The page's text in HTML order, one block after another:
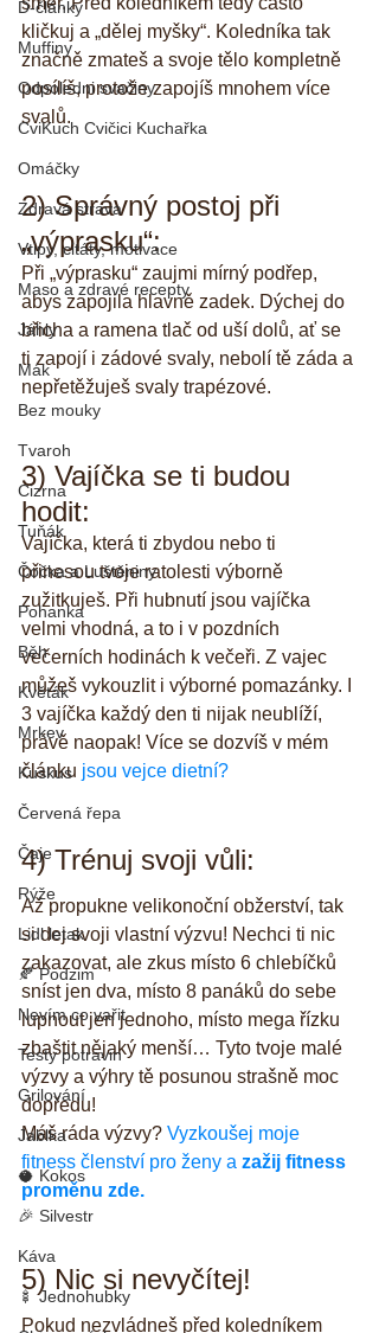
D-články
Muffiny
Odpoledni svačiny
CviKuch Cvičici Kuchařka
Omáčky
Zdravá strava
Vtipy, citáty, motivace
Maso a zdravé recepty
Jáhly
Mák
Bez mouky
Tvaroh
Cizrna
Tuňák
Čočka a Luštěniny
Pohanka
Běh
Květák
Mrkev
Kuskus
Červená řepa
Čaje
Rýže
Lidl letak
🍂 Podzim
Nevím co vařit
Testy potravin
Grilování
Jablka
🥥 Kokos
🎉 Silvestr
Káva
🍢 Jednohubky
kličkuj a „dělej myšky“. Koledníka tak
značně zmateš a svoje tělo kompletně
posílíš, protože zapojíš mnohem více
svalů.
2) Správný postoj při
„výprasku“:
Při „výprasku“ zaujmi mírný podřep,
abys zapojila hlavně zadek. Dýchej do
břicha a ramena tlač od uší dolů, ať se
ti zapojí i zádové svaly, nebolí tě záda a
nepřetěžuješ svaly trapézové.
3) Vajíčka se ti budou
hodit:
Vajíčka, která ti zbydou nebo ti
přinesou tvoje ratolesti výborně
zužitkuješ. Při hubnutí jsou vajíčka
velmi vhodná, a to i v pozdních
večerních hodinách k večeři. Z vajec
můžeš vykouzlit i výborné pomazánky. I
3 vajíčka každý den ti nijak neublíží,
právě naopak! Více se dozvíš v mém
článku jsou vejce dietní?
4) Trénuj svoji vůli:
Až propukne velikonoční obžerství, tak
si dej svoji vlastní výzvu! Nechci ti nic
zakazovat, ale zkus místo 6 chlebíčků
sníst jen dva, místo 8 panáků do sebe
lupnout jen jednoho, místo mega řízku
zbaštit nějaký menší… Tyto tvoje malé
výzvy a výhry tě posunou strašně moc
dopředu!
Máš ráda výzvy? Vyzkoušej moje
fitness členství pro ženy a zažij fitness
proměnu zde.
5) Nic si nevyčítej!
Pokud nezvládneš před koledníkem